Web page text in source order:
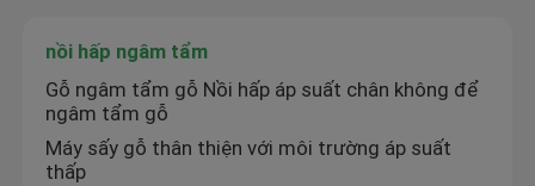
Nồi hơi ống nước đốt than
Máy phát điện hơi nước
nồi hấp ngâm tẩm
Gỗ ngâm tẩm gỗ Nồi hấp áp suất chân không để
ngâm tẩm gỗ
Máy sấy gỗ thân thiện với môi trường áp suất
thấp